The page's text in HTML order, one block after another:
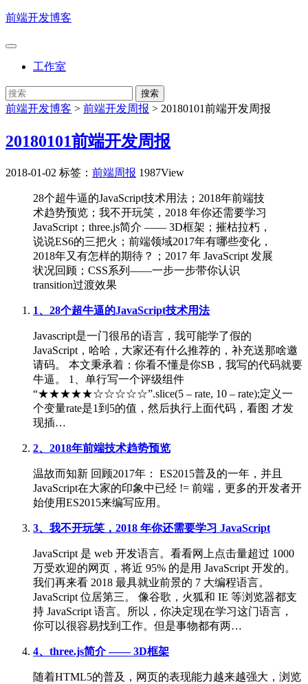
前端开发博客
工作室
前端开发博客 > 前端开发周报 > 20180101前端开发周报
20180101前端开发周报
2018-01-02 标签： 前端周报 1987View
28个超牛逼的JavaScript技术用法；2018年前端技
术趋势预览；我不开玩笑，2018 年你还需要学习
JavaScript；three.js简介 —— 3D框架；摧枯拉朽，
说说ES6的三把火；前端领域2017年有哪些变化，
2018年又有怎样的期待？；2017 年 JavaScript 发展
状况回顾；CSS系列——一步一步带你认识
transition过渡效果
1、28个超牛逼的JavaScript技术用法
Javascript是一门很吊的语言，我可能学了假的
JavaScript，哈哈，大家还有什么推荐的，补充送那啥邀
请码。 本文秉承着：你看不懂是你SB，我写的代码就要
牛逼。 1、单行写一个评级组件
“★★★★★☆☆☆☆☆”.slice(5 – rate, 10 – rate);定义一
个变量rate是1到5的值，然后执行上面代码，看图 才发
现插…
2、2018年前端技术趋势预览
温故而知新 回顾2017年： ES2015普及的一年，并且
JavaScript在大家的印象中已经 != 前端，更多的开发者开
始使用ES2015来编写应用。
3、我不开玩笑，2018 年你还需要学习 JavaScript
JavaScript 是 web 开发语言。看看网上点击量超过 1000
万受欢迎的网页，将近 95% 的是用 JavaScript 开发的。
我们再来看 2018 最具就业前景的 7 大编程语言。
JavaScript 位居第三。 像谷歌，火狐和 IE 等浏览器都支
持 JavaScript 语言。所以，你决定现在学习这门语言，
你可以很容易找到工作。但是事物都有两…
4、three.js简介 —— 3D框架
随着HTML5的普及，网页的表现能力越来越强大，浏览